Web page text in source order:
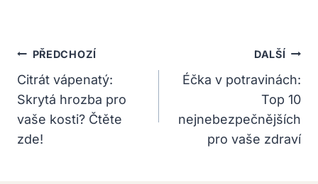
Navigace
Pro
Příspěvek
PŘEDCHOZÍ
Citrát vápenatý:
Skrytá hrozba pro
vaše kosti? Čtěte
zde!
DALŠÍ
Éčka v potravinách:
Top 10
nejnebezpečnějších
pro vaše zdraví